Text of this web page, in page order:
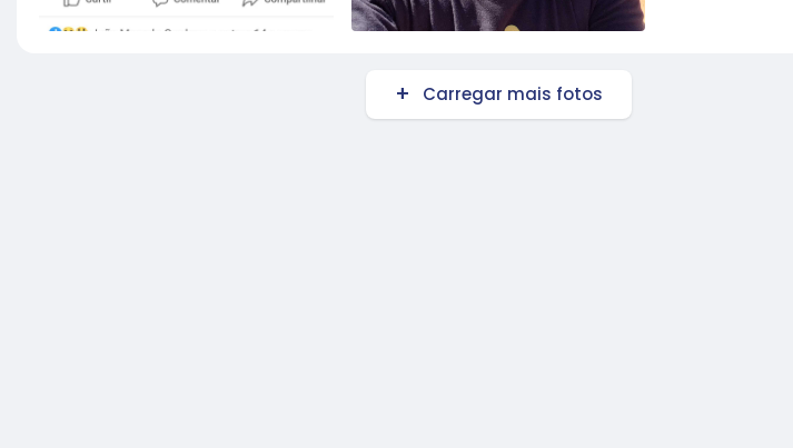
Carregar mais fotos